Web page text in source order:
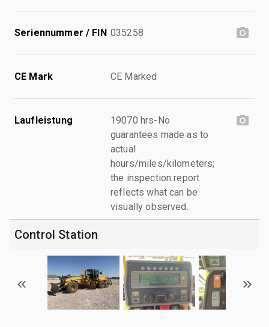
Seriennummer / FIN 035258
CE Mark CE Marked
Laufleistung
19070 hrs-No
guarantees made as to
actual
hours/miles/kilometers;
the inspection report
reflects what can be
visually observed.
Control Station